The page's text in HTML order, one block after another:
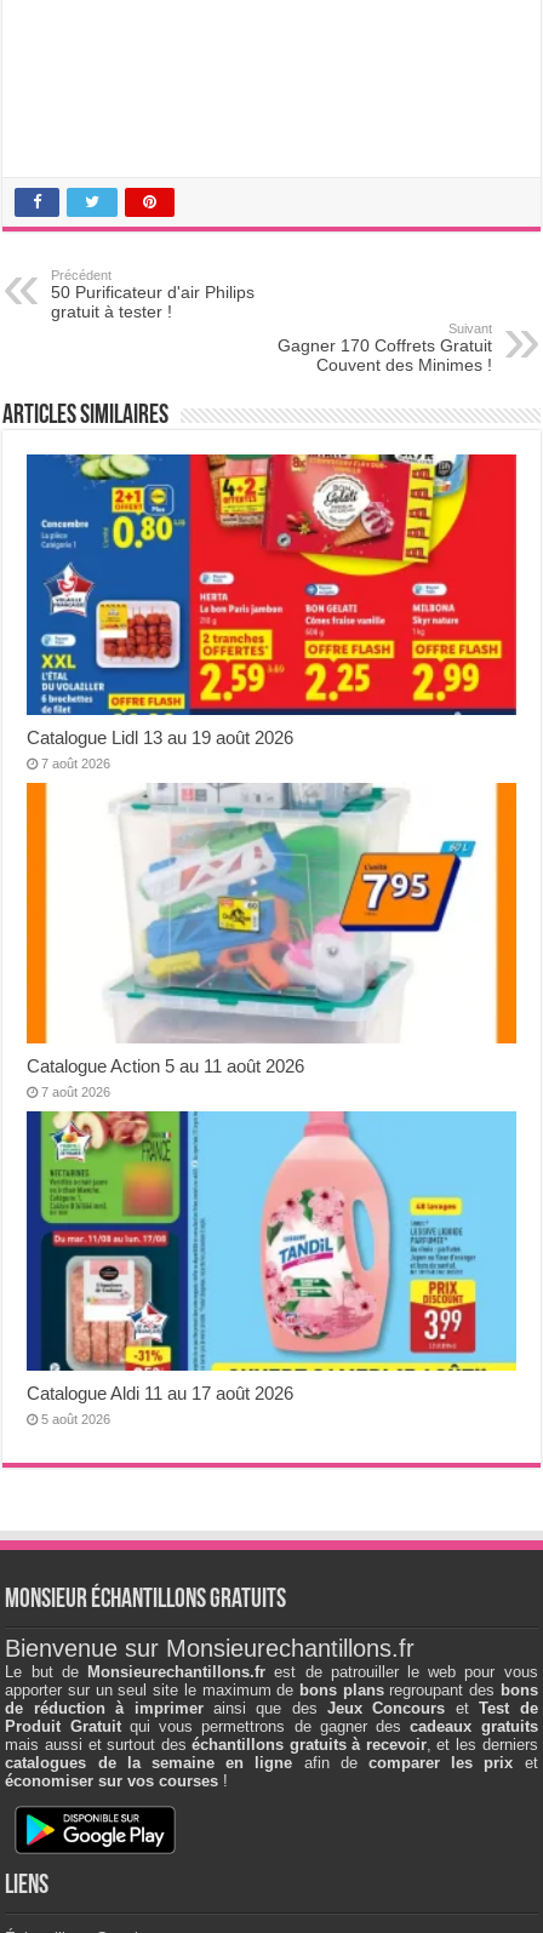
Précédent
50 Purificateur d'air Philips
gratuit à tester !
Suivant
Gagner 170 Coffrets Gratuit
Couvent des Minimes !
Articles Similaires
Catalogue Lidl 13 au 19 août 2026
7 août 2026
Catalogue Action 5 au 11 août 2026
7 août 2026
Catalogue Aldi 11 au 17 août 2026
5 août 2026
Monsieur échantillons Gratuits
Bienvenue sur Monsieurechantillons.fr
Le but de Monsieurechantillons.fr est de patrouiller le web pour vous
apporter sur un seul site le maximum de bons plansregroupant des bons
de réduction à imprimerainsi que desJeux Concours etTest de
Produit Gratuitqui vous permettrons de gagner descadeaux gratuits
mais aussi et surtout deséchantillons gratuits à recevoir, et les derniers
catalogues de la semaine en ligne afin de comparer les prix et
économiser sur vos courses !
Liens